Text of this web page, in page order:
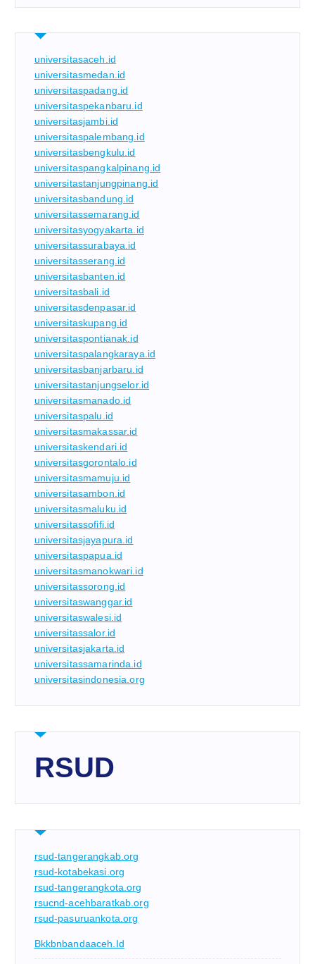
universitasaceh.id
universitasmedan.id
universitaspadang.id
universitaspekanbaru.id
universitasjambi.id
universitaspalembang.id
universitasbengkulu.id
universitaspangkalpinang.id
universitastanjungpinang.id
universitasbandung.id
universitassemarang.id
universitasyogyakarta.id
universitassurabaya.id
universitasserang.id
universitasbanten.id
universitasbali.id
universitasdenpasar.id
universitaskupang.id
universitaspontianak.id
universitaspalangkaraya.id
universitasbanjarbaru.id
universitastanjungselor.id
universitasmanado.id
universitaspalu.id
universitasmakassar.id
universitaskendari.id
universitasgorontalo.id
universitasmamuju.id
universitasambon.id
universitasmaluku.id
universitassofifi.id
universitasjayapura.id
universitaspapua.id
universitasmanokwari.id
universitassorong.id
universitaswanggar.id
universitaswalesi.id
universitassalor.id
universitasjakarta.id
universitassamarinda.id
universitasindonesia.org
RSUD
rsud-tangerangkab.org
rsud-kotabekasi.org
rsud-tangerangkota.org
rsucnd-acehbaratkab.org
rsud-pasuruankota.org
Bkkbnbandaaceh.id